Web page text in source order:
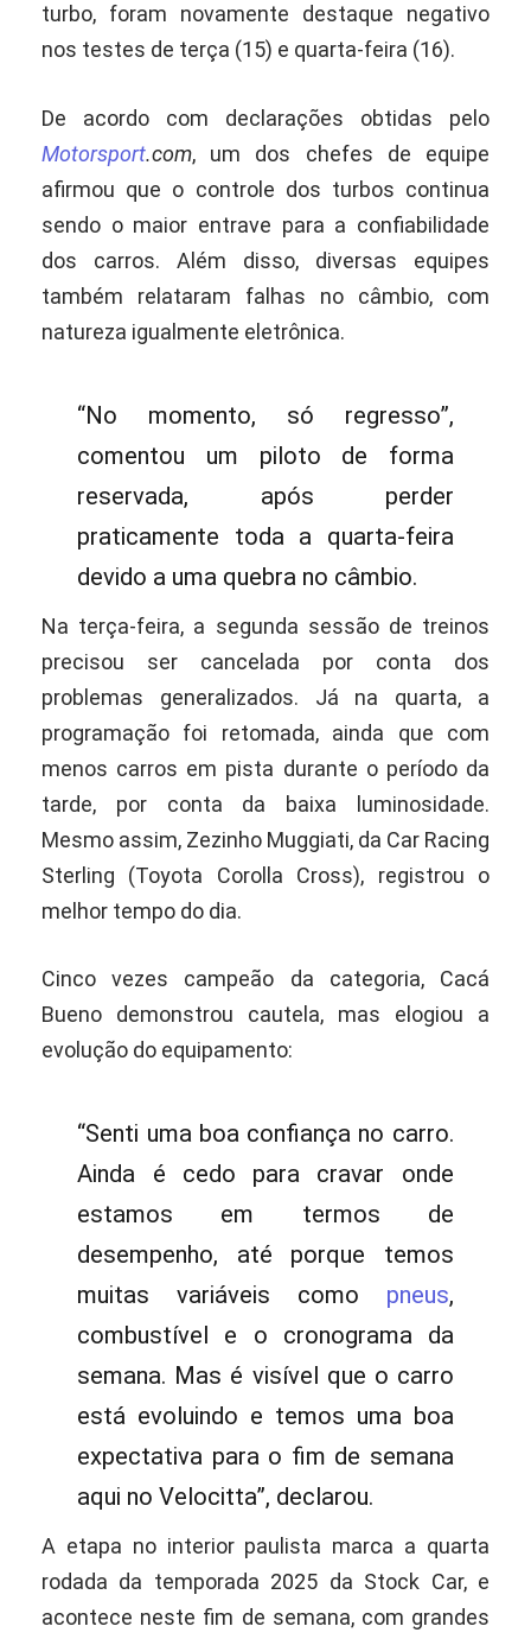
turbo, foram novamente destaque negativo
nos testes de terça (15) e quarta-feira (16).
De acordo com declarações obtidas pelo
Motorsport.com, um dos chefes de equipe
afirmou que o controle dos turbos continua
sendo o maior entrave para a confiabilidade
dos carros. Além disso, diversas equipes
também relataram falhas no câmbio, com
natureza igualmente eletrônica.
“No momento, só regresso”,
comentou um piloto de forma
reservada, após perder
praticamente toda a quarta-feira
devido a uma quebra no câmbio.
Na terça-feira, a segunda sessão de treinos
precisou ser cancelada por conta dos
problemas generalizados. Já na quarta, a
programação foi retomada, ainda que com
menos carros em pista durante o período da
tarde, por conta da baixa luminosidade.
Mesmo assim, Zezinho Muggiati, da Car Racing
Sterling (Toyota Corolla Cross), registrou o
melhor tempo do dia.
Cinco vezes campeão da categoria, Cacá
Bueno demonstrou cautela, mas elogiou a
evolução do equipamento:
“Senti uma boa confiança no carro.
Ainda é cedo para cravar onde
estamos em termos de
desempenho, até porque temos
muitas variáveis como pneus,
combustível e o cronograma da
semana. Mas é visível que o carro
está evoluindo e temos uma boa
expectativa para o fim de semana
aqui no Velocitta”, declarou.
A etapa no interior paulista marca a quarta
rodada da temporada 2025 da Stock Car, e
acontece neste fim de semana, com grandes